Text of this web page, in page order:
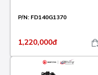
P/N: FD140G1370
1,220,000đ